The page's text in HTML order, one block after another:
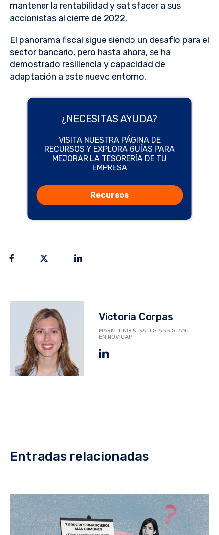
mantener la rentabilidad y satisfacer a sus
accionistas al cierre de 2022.
El panorama fiscal sigue siendo un desafío para el
sector bancario, pero hasta ahora, se ha
demostrado resiliencia y capacidad de
adaptación a este nuevo entorno.
¿NECESITAS AYUDA?
VISITA NUESTRA PÁGINA DE
RECURSOS Y EXPLORA GUÍAS PARA
MEJORAR LA TESORERÍA DE TU
EMPRESA
Recursos
Victoria Corpas
MARKETING & SALES ASSISTANT
EN NOVICAP
Entradas relacionadas